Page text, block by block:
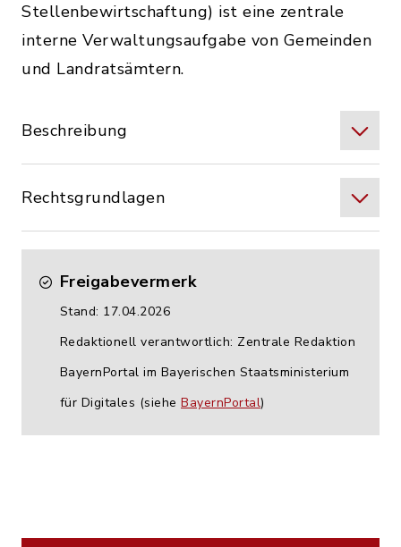
Stellenbewirtschaftung) ist eine zentrale
interne Verwaltungsaufgabe von Gemeinden
und Landratsämtern.
Beschreibung
Rechtsgrundlagen
Freigabevermerk
Stand: 17.04.2026
Redaktionell verantwortlich: Zentrale Redaktion
BayernPortal im Bayerischen Staatsministerium
für Digitales (siehe BayernPortal)